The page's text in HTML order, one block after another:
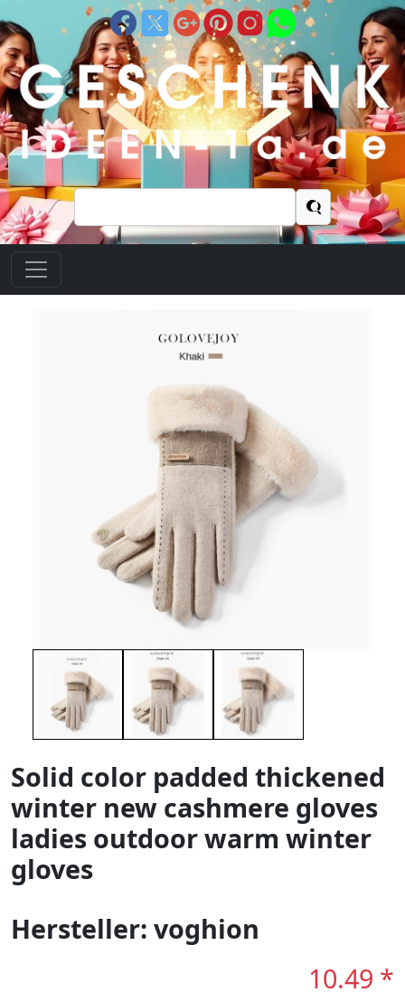
Suchen
nach:
Solid color padded thickened
winter new cashmere gloves
ladies outdoor warm winter
gloves
Hersteller: voghion
10.49 *